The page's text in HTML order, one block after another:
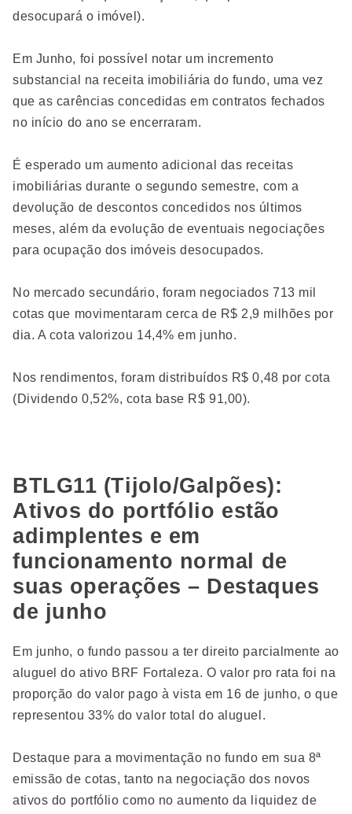
desocupará o imóvel).
Em Junho, foi possível notar um incremento
substancial na receita imobiliária do fundo, uma vez
que as carências concedidas em contratos fechados
no início do ano se encerraram.
É esperado um aumento adicional das receitas
imobiliárias durante o segundo semestre, com a
devolução de descontos concedidos nos últimos
meses, além da evolução de eventuais negociações
para ocupação dos imóveis desocupados.
No mercado secundário, foram negociados 713 mil
cotas que movimentaram cerca de R$ 2,9 milhões por
dia. A cota valorizou 14,4% em junho.
Nos rendimentos, foram distribuídos R$ 0,48 por cota
(Dividendo 0,52%, cota base R$ 91,00).
BTLG11 (Tijolo/Galpões):
Ativos do portfólio estão
adimplentes e em
funcionamento normal de
suas operações – Destaques
de junho
Em junho, o fundo passou a ter direito parcialmente ao
aluguel do ativo BRF Fortaleza. O valor pro rata foi na
proporção do valor pago à vista em 16 de junho, o que
representou 33% do valor total do aluguel.
Destaque para a movimentação no fundo em sua 8ª
emissão de cotas, tanto na negociação dos novos
ativos do portfólio como no aumento da liquidez de